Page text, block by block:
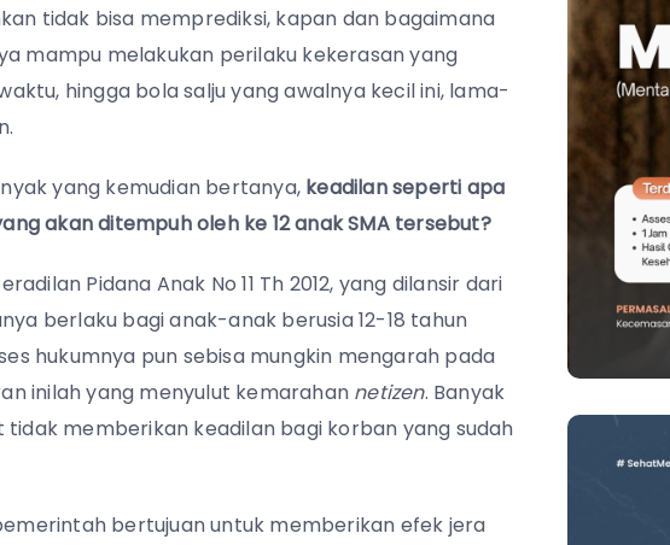
tidak bisa memprediksi, kapan dan bagaimana
mampu melakukan perilaku kekerasan yang
hingga bola salju yang awalnya kecil ini, lama-
yang kemudian bertanya, keadilan seperti apa
akan ditempuh oleh ke 12 anak SMA tersebut?
Pidana Anak No 11 Th 2012, yang dilansir dari
berlaku bagi anak-anak berusia 12-18 tahun
hukumnya pun sebisa mungkin mengarah pada
inilah yang menyulut kemarahan netizen. Banyak
memberikan keadilan bagi korban yang sudah
bertujuan untuk memberikan efek jera